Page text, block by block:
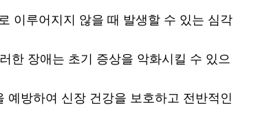
이루어지지 않을 때 발생할 수 있는 심각
한 장애는 초기 증상을 악화시킬 수 있으
방하여 신장 건강을 보호하고 전반적인